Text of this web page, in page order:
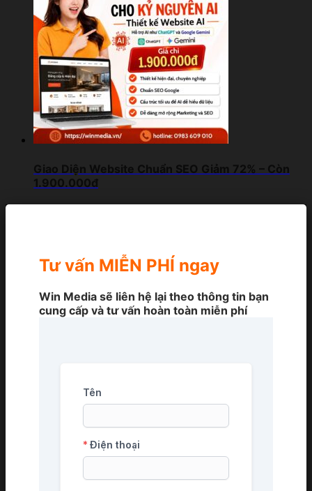
Giao Diện Website Chuẩn SEO Giảm 72% – Còn
1.900.000đ
Tư vấn MIỄN PHÍ ngay
Win Media sẽ liên hệ lại theo thông tin bạn
cung cấp và tư vấn hoàn toàn miễn phí